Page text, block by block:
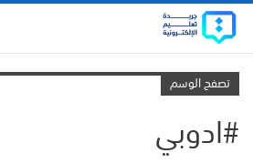
تصفح الوسم
#ادوبي